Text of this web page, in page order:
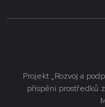
Projekt „Rozvoj a
přispění prostředků